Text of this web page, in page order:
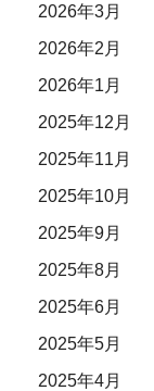
2026年3月
2026年2月
2026年1月
2025年12月
2025年11月
2025年10月
2025年9月
2025年8月
2025年6月
2025年5月
2025年4月